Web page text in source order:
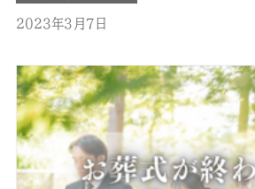
さんの手続きや申請が発生します。 まず
があるのか、だれが対象なのかを把握し
2023年3月7日